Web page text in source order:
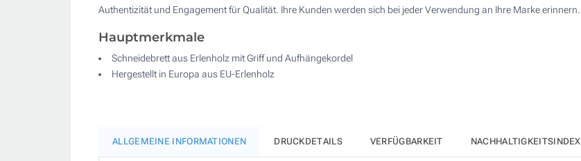
Authentizität und Engagement für Qualität. Ihre Kunden werden sich bei jeder Verwendung an Ihre Marke erinnern.
Hauptmerkmale
Schneidebrett aus Erlenholz mit Griff und Aufhängekordel
Hergestellt in Europa aus EU-Erlenholz
ALLGEMEINE INFORMATIONEN DRUCKDETAILS VERFÜGBARKEIT NACHHALTIGKEITSINDEX